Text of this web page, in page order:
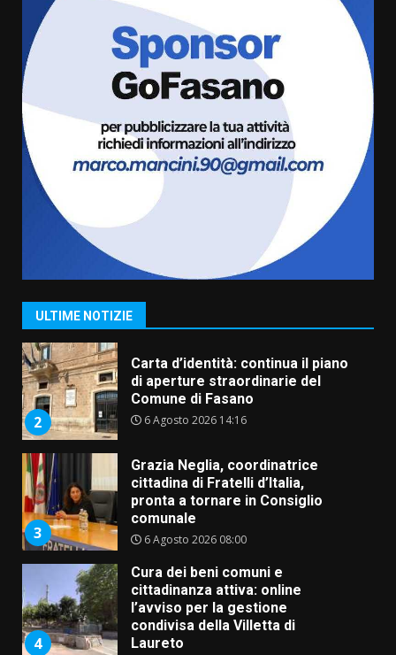
ULTIME NOTIZIE
Serie D, l’Us Fasano è escluso
dal campionato
5 Agosto 2026 17:30
Truffatori in azione nelle
frazioni fasanesi
5 Agosto 2026 11:03
1
Fasanese ferito a colpi di arma
da fuoco
6 Agosto 2026 18:13
2
Carta d’identità: continua il piano
di aperture straordinarie del
Comune di Fasano
6 Agosto 2026 14:16
3
Grazia Neglia, coordinatrice
cittadina di Fratelli d’Italia,
pronta a tornare in Consiglio
comunale
6 Agosto 2026 08:00
4
Cura dei beni comuni e
cittadinanza attiva: online
l’avviso per la gestione
condivisa della Villetta di
Laureto